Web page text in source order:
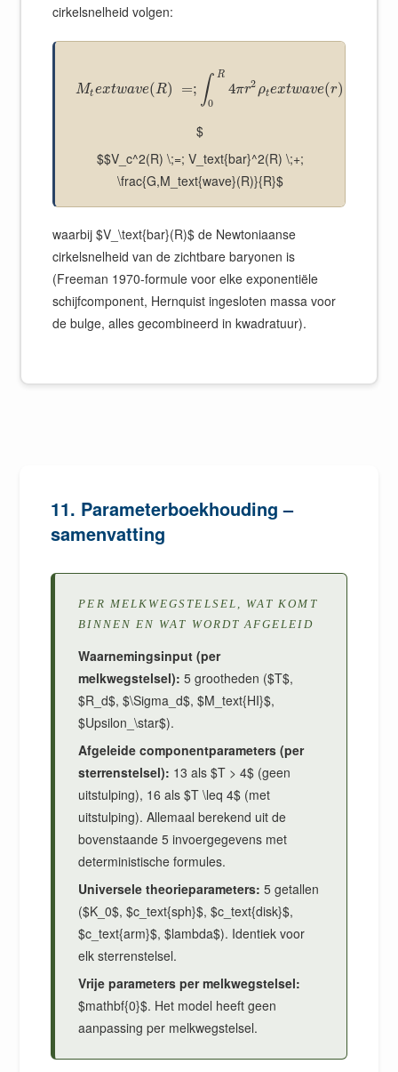
cirkelsnelheid volgen:
Mtextwave(R) =; ∫ R
0
4πr2 ρtextwave(r)
$
$$V_c^2(R) \;=; V_text{bar}^2(R) \;+;
\frac{G,M_text{wave}(R)}{R}$
waarbij $V_\text{bar}(R)$ de Newtoniaanse
cirkelsnelheid van de zichtbare baryonen is
(Freeman 1970-formule voor elke exponentiële
schijfcomponent, Hernquist ingesloten massa voor
de bulge, alles gecombineerd in kwadratuur).
11. Parameterboekhouding –
samenvatting
PER MELKWEGSTELSEL, WAT KOMT
BINNEN EN WAT WORDT AFGELEID
Waarnemingsinput (per
melkwegstelsel): 5 grootheden ($T$,
$R_d$, $\Sigma_d$, $M_text{HI}$,
$Upsilon_\star$).
Afgeleide componentparameters (per
sterrenstelsel): 13 als $T > 4$ (geen
uitstulping), 16 als $T \leq 4$ (met
uitstulping). Allemaal berekend uit de
bovenstaande 5 invoergegevens met
deterministische formules.
Universele theorieparameters: 5 getallen
($K_0$, $c_text{sph}$, $c_text{disk}$,
$c_text{arm}$, $lambda$). Identiek voor
elk sterrenstelsel.
Vrije parameters per melkwegstelsel:
$mathbf{0}$. Het model heeft geen
aanpassing per melkwegstelsel.